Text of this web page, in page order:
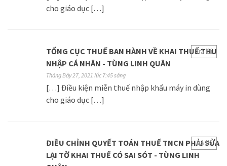
cho giáo dục […]
TỔNG CỤC THUẾ BAN HÀNH VỀ KHAI THUẾ THU
NHẬP CÁ NHÂN - TÙNG LINH QUÂN
Tháng Bảy 27, 2021 lúc 7:45 sáng
[…] Điều kiện miễn thuế nhập khẩu máy in dùng
cho giáo dục […]
Trả lời
ĐIỀU CHỈNH QUYẾT TOÁN THUẾ TNCN PHẢI SỬA
LẠI TỜ KHAI THUẾ CÓ SAI SÓT - TÙNG LINH
Trả lời